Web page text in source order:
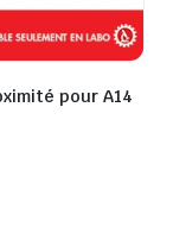
pour A14